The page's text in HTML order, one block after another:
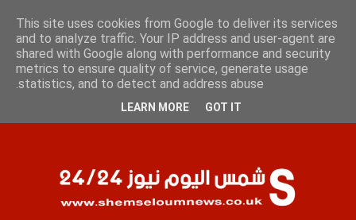
الجمعة 7 أغسطس 2026
الصفحات
This site uses cookies from Google to deliver its services
and to analyze traffic. Your IP address and user-agent are
shared with Google along with performance and security
metrics to ensure quality of service, generate usage
statistics, and to detect and address abuse.
LEARN MORE GOT IT